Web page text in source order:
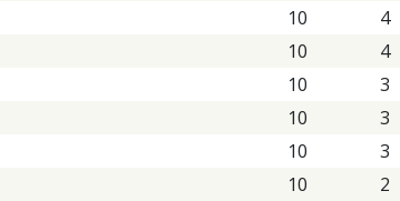
10 4
10 4
10 3
10 3
10 3
10 2